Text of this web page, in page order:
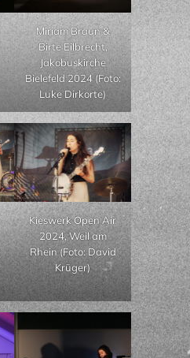
Miriam Braun &
Birte Eilbrecht,
Jakobuskirche
Bielefeld 2024 (Foto:
Luke Dirkorte)
Kieswerk Open Air
2024, Weil am
Rhein (Foto: David
Krüger)